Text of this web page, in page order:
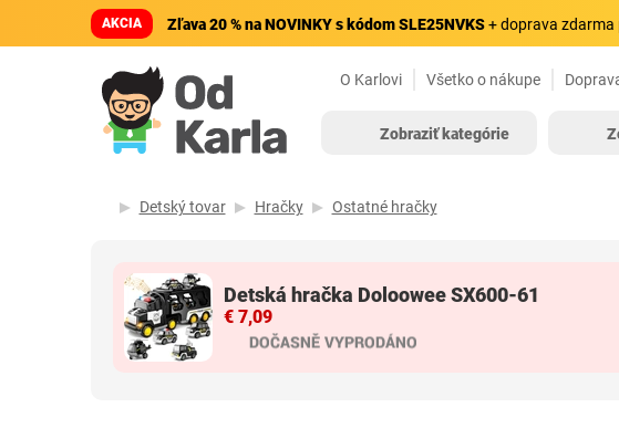
AKCIA Zľava 20 % na NOVINKY s kódom SLE25NVKS+ doprava zdarma
O Karlovi Všetko o nákupe
Zobraziť kategórie
Detský tovar Hračky Ostatné hračky
Detská hračka Doloowee SX600-61
€ 7,09